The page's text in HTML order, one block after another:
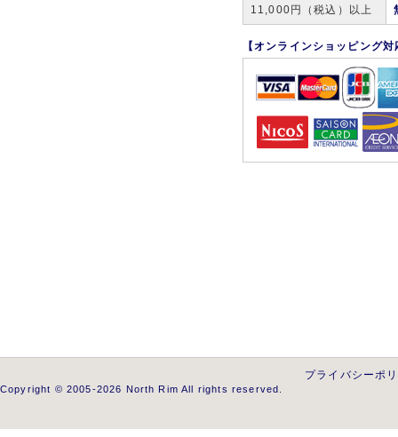
11,000円（税込）以上
【オンラインショッピング
プライバシーポ
Copyright © 2005-2026 North Rim All rights reserved.